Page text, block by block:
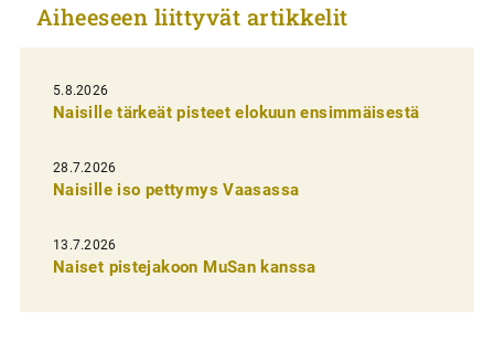
k
e
l
i
e
n
e
Aiheeseen liittyvät artikkelit
5.8.2026
Naisille tärkeät pisteet elokuun ensimmäisestä
28.7.2026
Naisille iso pettymys Vaasassa
13.7.2026
Naiset pistejakoon MuSan kanssa